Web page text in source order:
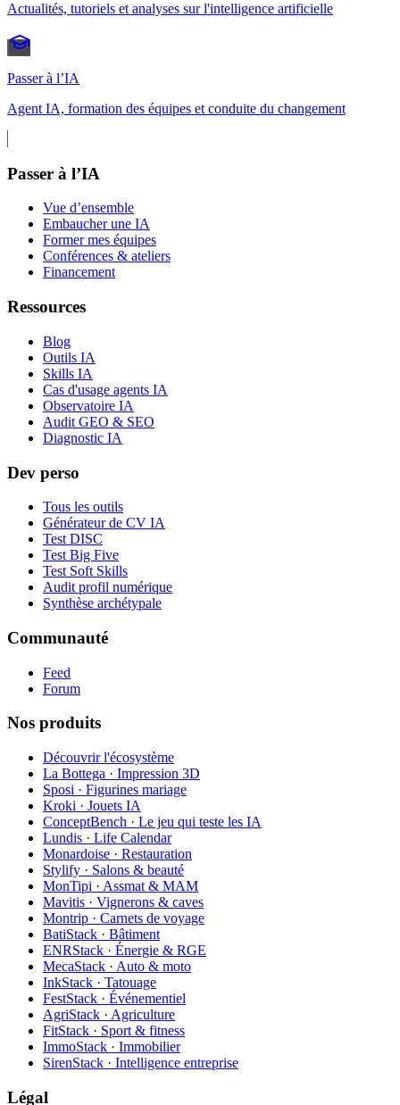
Actualités, tutoriels et analyses sur l'intelligence artificielle
Passer à l’IA
Agent IA, formation des équipes et conduite du changement
Passer à l’IA
Vue d’ensemble
Embaucher une IA
Former mes équipes
Conférences & ateliers
Financement
Ressources
Blog
Outils IA
Skills IA
Cas d'usage agents IA
Observatoire IA
Audit GEO & SEO
Diagnostic IA
Dev perso
Tous les outils
Générateur de CV IA
Test DISC
Test Big Five
Test Soft Skills
Audit profil numérique
Synthèse archétypale
Communauté
Feed
Forum
Nos produits
Découvrir l'écosystème
La Bottega · Impression 3D
Sposi · Figurines mariage
Kroki · Jouets IA
ConceptBench · Le jeu qui teste les IA
Lundis · Life Calendar
Monardoise · Restauration
Stylify · Salons & beauté
MonTipi · Assmat & MAM
Mavitis · Vignerons & caves
Montrip · Carnets de voyage
BatiStack · Bâtiment
ENRStack · Énergie & RGE
MecaStack · Auto & moto
InkStack · Tatouage
FestStack · Événementiel
AgriStack · Agriculture
FitStack · Sport & fitness
ImmoStack · Immobilier
SirenStack · Intelligence entreprise
Légal